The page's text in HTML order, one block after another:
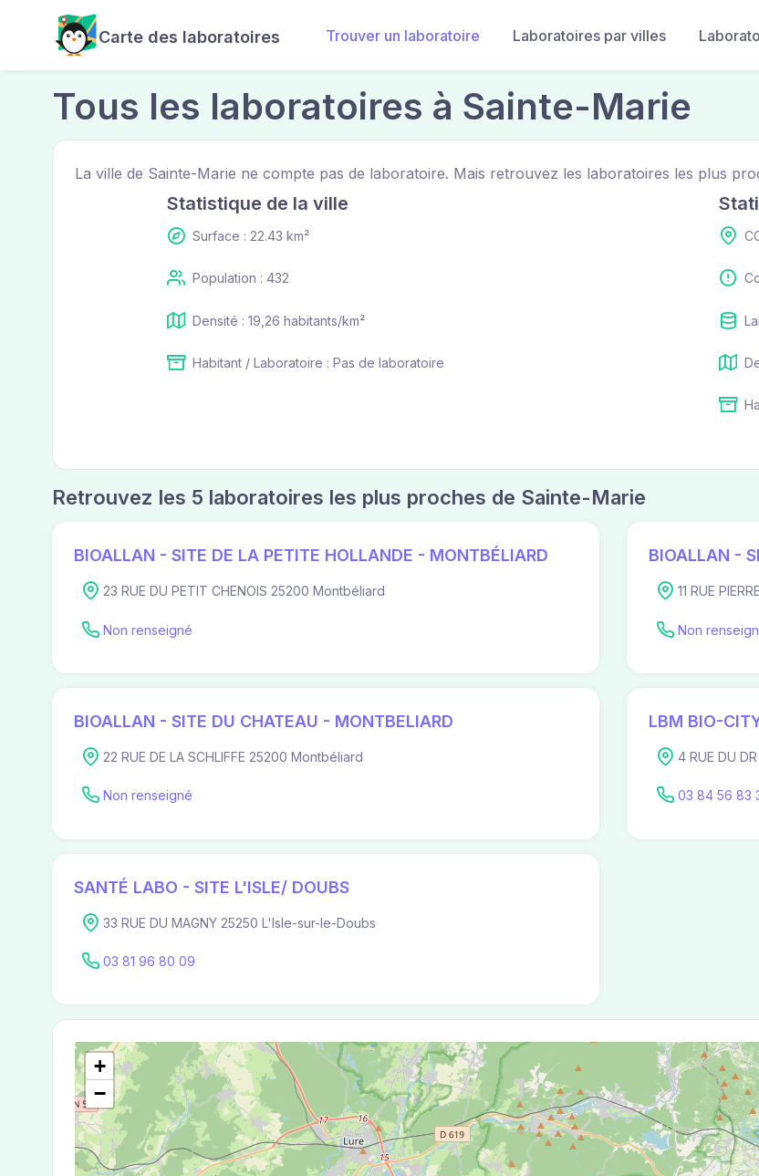
Carte des laboratoires Trouver un laboratoire Laboratoires par villes
Tous les laboratoires à Sainte-Marie
La ville de Sainte-Marie ne compte pas de laboratoire. Mais retrouvez les laboratoires les plus
Statistique de la ville
Surface : 22.43 km²
Population : 432
Densité : 19,26 habitants/km²
Habitant / Laboratoire : Pas de laboratoire
Retrouvez les 5 laboratoires les plus proches de Sainte-Marie
BIOALLAN - SITE DE LA PETITE HOLLANDE - MONTBÉLIARD
23 RUE DU PETIT CHENOIS 25200 Montbéliard
Non renseigné
BIOALLAN -
11 RUE
Non
BIOALLAN - SITE DU CHATEAU - MONTBELIARD
22 RUE DE LA SCHLIFFE 25200 Montbéliard
Non renseigné
LBM BIO-
4 RUE DU
03 84 56 83
SANTÉ LABO - SITE L'ISLE/ DOUBS
33 RUE DU MAGNY 25250 L'Isle-sur-le-Doubs
03 81 96 80 09
+
−